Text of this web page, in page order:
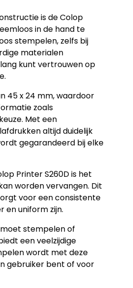
is de Colop
in de hand te
stempelen, zelfs bij
materialen
kunt vertrouwen op
45 x 24 mm, waardoor
zoals
Met een
altijd duidelijk
gegarandeerd bij elke
Printer S260D is het
worden vervangen. Dit
voor een consistente
en uniform zijn.
stempelen of
een veelzijdige
wordt met deze
gebruiker bent of voor